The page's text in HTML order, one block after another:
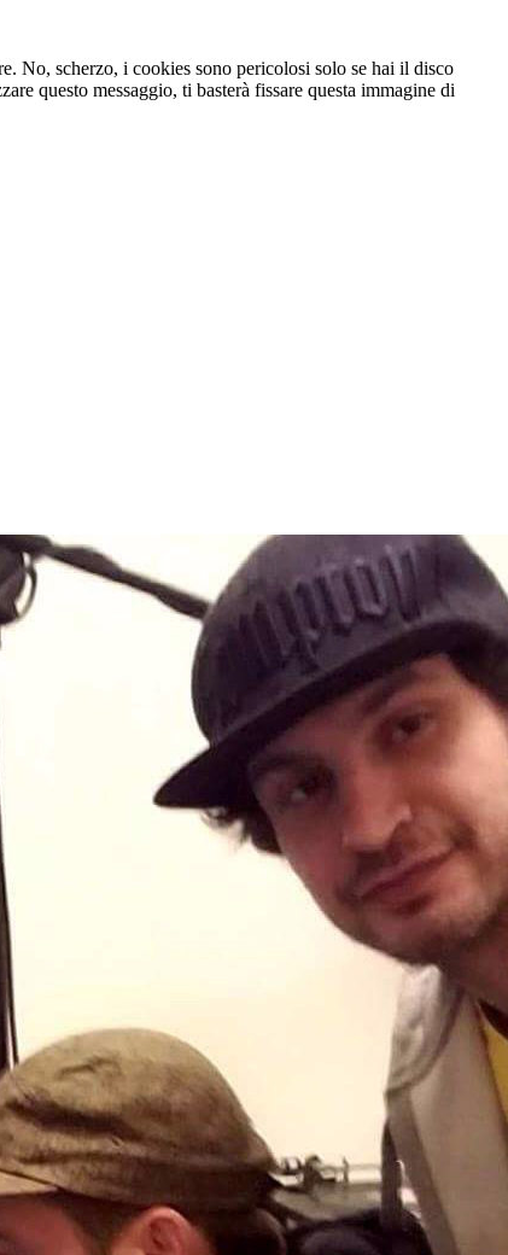
No, scherzo, i cookies sono pericolosi solo se hai il disco
questo messaggio, ti basterà fissare questa immagine di